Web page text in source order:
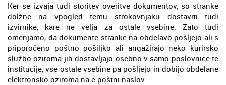
Ker se izvaja tudi storitev overitve dokumentov, so stranke
dolžne na vpogled temu strokovnjaku dostaviti tudi
izvirnike, kare ne velja za ostale vsebine. Zato tudi
omenjamo, da dokumente stranke na obdelavo pošljejo ali s
priporočeno poštno pošiljko ali angažirajo neko kurirsko
službo oziroma jih dostavljajo osebno v samo poslovnice te
institucije, vse ostale vsebine pa pošljejo in dobijo obdelane
elektronsko oziroma na e-poštni naslov.